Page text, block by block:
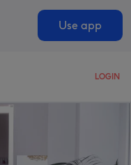
Use app
LOGIN